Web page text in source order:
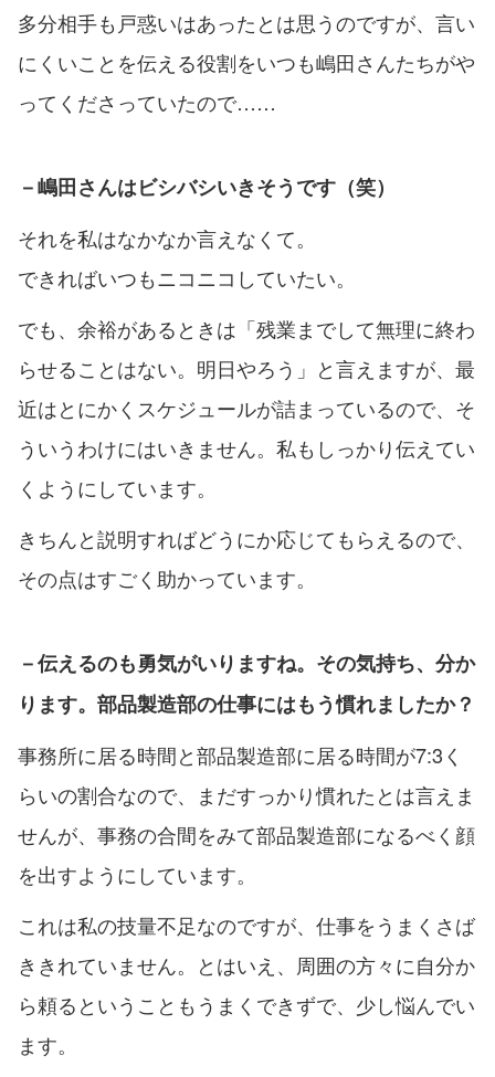
多分相手も戸惑いはあったとは思うのですが、言い
にくいことを伝える役割をいつも嶋田さんたちがや
ってくださっていたので……
－嶋田さんはビシバシいきそうです（笑）
それを私はなかなか言えなくて。
できればいつもニコニコしていたい。
でも、余裕があるときは「残業までして無理に終わ
らせることはない。明日やろう」と言えますが、最
近はとにかくスケジュールが詰まっているので、そ
ういうわけにはいきません。私もしっかり伝えてい
くようにしています。
きちんと説明すればどうにか応じてもらえるので、
その点はすごく助かっています。
－伝えるのも勇気がいりますね。その気持ち、分か
ります。部品製造部の仕事にはもう慣れましたか？
事務所に居る時間と部品製造部に居る時間が7:3く
らいの割合なので、まだすっかり慣れたとは言えま
せんが、事務の合間をみて部品製造部になるべく顔
を出すようにしています。
これは私の技量不足なのですが、仕事をうまくさば
ききれていません。とはいえ、周囲の方々に自分か
ら頼るということもうまくできずで、少し悩んでい
ます。